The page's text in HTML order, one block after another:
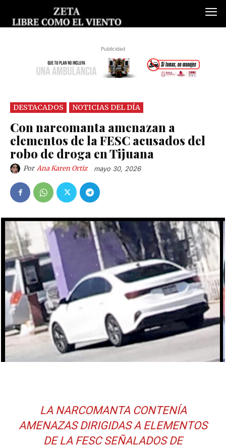
Publicidad
DESTACADOS NOTICIAS DEL DÍA
Con narcomanta amenazan a
elementos de la FESC acusados del
robo de droga en Tijuana
Por Ana Karen Ortiz mayo 30, 2026
LA NARCOMANTA CONTENÍA
AMENAZAS DIRIGIDAS A ELEMENTOS
DE LA FESC SEÑALADOS DE